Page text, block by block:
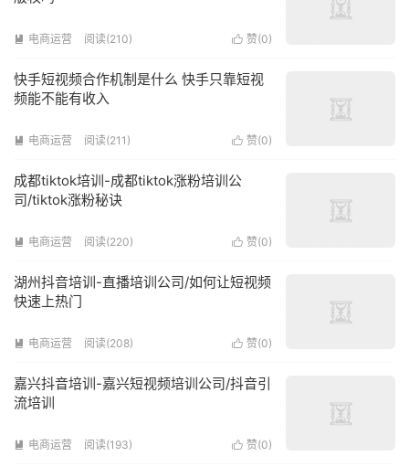
 赞(0)
 电商运营 阅读(210)
快手短视频合作机制是什么 快手只靠短视
频能不能有收入
 赞(0)
 电商运营 阅读(211)
成都tiktok培训-成都tiktok涨粉培训公
司/tiktok涨粉秘诀
 赞(0)
 电商运营 阅读(220)
湖州抖音培训-直播培训公司/如何让短视频
快速上热门
 赞(0)
 电商运营 阅读(208)
嘉兴抖音培训-嘉兴短视频培训公司/抖音引
流培训
 赞(0)
 电商运营 阅读(193)